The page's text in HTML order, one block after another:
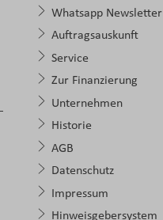
Whatsapp Newsletter
Auftragsauskunft
Service
Zur Finanzierung
Unternehmen
Historie
AGB
Datenschutz
Impressum
Hinweisgebersystem